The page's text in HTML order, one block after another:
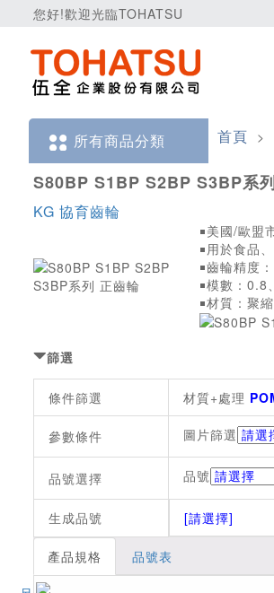
您好!歡迎光臨TOHATSU
所有商品分類 首頁 >
S80BP S1BP S2BP S3BP系
KG 協育齒輪
￭美國/歐盟
￭用於食品
￭齒輪精度
￭模數：0.8
￭材質：聚
篩選
條件篩選 材質+處理
參數條件 圖片篩選
品號選擇 品號
生成品號 [請選擇]
產品規格 品號表